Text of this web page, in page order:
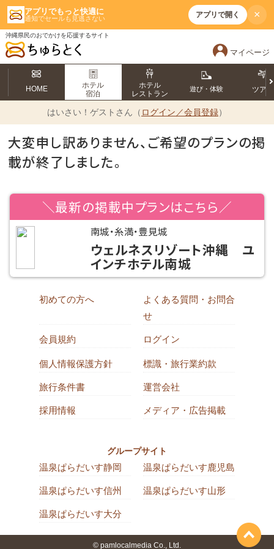
アプリでもっと快適に
通知でセールも見逃さない アプリで開く ×
沖縄県民のおでかけを応援するサイト
マイページ
HOME
ホテル
宿泊
ホテル
レストラン
遊び・体験 ツアー
はいさい！ ゲストさん（ ログイン／会員登録）
大変申し訳ありません、ご希望のプランの掲
載が終了しました。
＼最新の掲載中プランはこちら／
南城・糸満・豊見城
ウェルネスリゾート沖縄 ユ
インチホテル南城
初めての方へ
よくある質問・お問合
せ
会員規約 ログイン
個人情報保護方針 標識・旅行業約款
旅行条件書 運営会社
採用情報 メディア・広告掲載
グループサイト
温泉ぱらだいす静岡 温泉ぱらだいす鹿児島
温泉ぱらだいす信州 温泉ぱらだいす山形
温泉ぱらだいす大分
© pamlocalmedia Co., Ltd.